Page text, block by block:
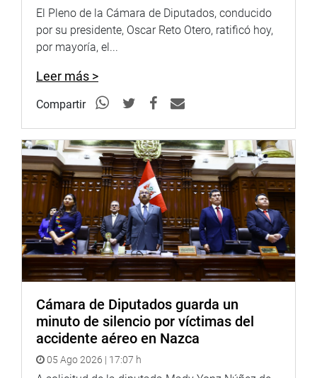
El Pleno de la Cámara de Diputados, conducido
por su presidente, Oscar Reto Otero, ratificó hoy,
por mayoría, el...
Leer más >
Compartir
Cámara de Diputados guarda un
minuto de silencio por víctimas del
accidente aéreo en Nazca
05 Ago 2026 | 17:07 h